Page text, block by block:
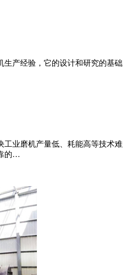
产经验，它的设计和研究的基
业磨机产量低、耗能高等技术
的…